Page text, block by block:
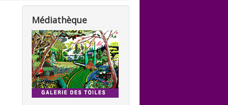
Médiathèque